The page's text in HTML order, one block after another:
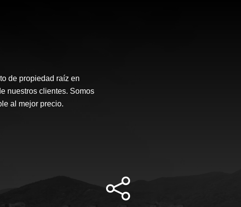
de propiedad raíz en
nuestros clientes. Somos
al mejor precio.